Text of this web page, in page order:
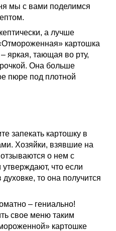
мы с вами поделимся
а лучше
картошка
яркая, тающая во рту,
Она больше
пюре под плотной
запекать картошку в
Хозяйки, взявшие на
о нем с
что если
то она получится
– гениально!
свое меню таким
картошке